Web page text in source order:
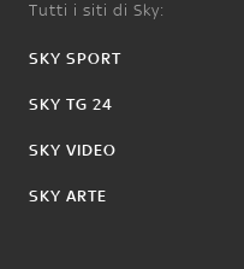
Tutti i siti di Sky:
SKY SPORT
SKY TG 24
SKY VIDEO
SKY ARTE